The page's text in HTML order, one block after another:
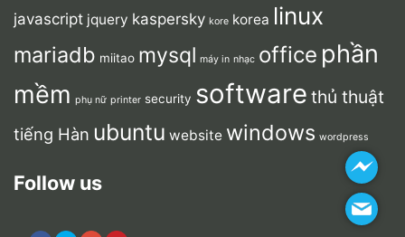
javascript jquery kaspersky kore korea linux
mariadb miitao mysql máy in nhạc office phần
mềm phụ nữ printer security software thủ thuật
tiếng Hàn ubuntu website windows wordpress
Follow us